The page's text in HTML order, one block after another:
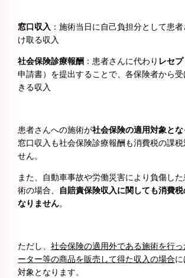
窓口収入 ：施術当日に自己負担分として患
け取る収入
社会保険診療報酬 ：患者さんに代わり レセプ
申請書）を提出することで、各保険者から
きる収入
患者さんへの施術が社会保険の適用対象とな
窓口収入も社会保険診療報酬も消費税の課税
せん。
また、自動車事故や労働災害により負傷し
術の場合、
自賠責保険収入に関しても消費
なりません。
ただし、 社会保険の適用外である施術を行っ
ーター等の商品を販売して得た収入の場合
対象となります。